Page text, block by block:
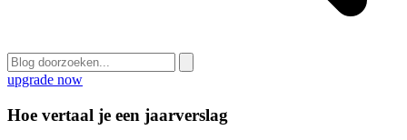
upgrade now
Hoe vertaal je een jaarverslag